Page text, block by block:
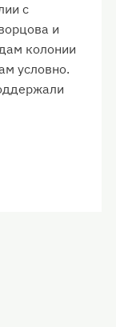
с
и
колонии
условно.